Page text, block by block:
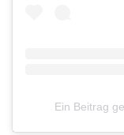
Ein Beitrag